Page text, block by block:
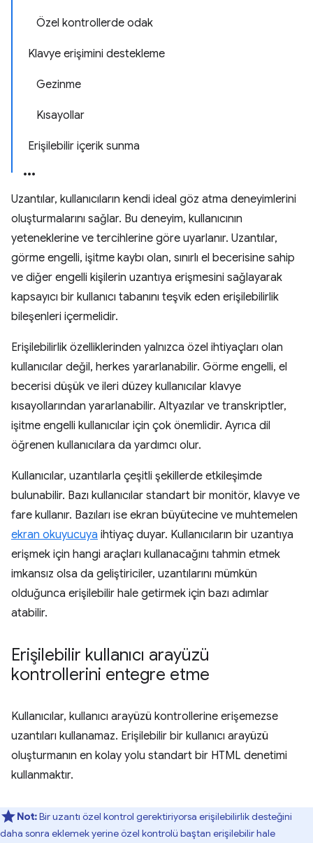
Özel kontrollerde odak
Klavye erişimini destekleme
Gezinme
Kısayollar
Erişilebilir içerik sunma
Uzantılar, kullanıcıların kendi ideal göz atma deneyimlerini
oluşturmalarını sağlar. Bu deneyim, kullanıcının
yeteneklerine ve tercihlerine göre uyarlanır. Uzantılar,
görme engelli, işitme kaybı olan, sınırlı el becerisine sahip
ve diğer engelli kişilerin uzantıya erişmesini sağlayarak
kapsayıcı bir kullanıcı tabanını teşvik eden erişilebilirlik
bileşenleri içermelidir.
Erişilebilirlik özelliklerinden yalnızca özel ihtiyaçları olan
kullanıcılar değil, herkes yararlanabilir. Görme engelli, el
becerisi düşük ve ileri düzey kullanıcılar klavye
kısayollarından yararlanabilir. Altyazılar ve transkriptler,
işitme engelli kullanıcılar için çok önemlidir. Ayrıca dil
öğrenen kullanıcılara da yardımcı olur.
Kullanıcılar, uzantılarla çeşitli şekillerde etkileşimde
bulunabilir. Bazı kullanıcılar standart bir monitör, klavye ve
fare kullanır. Bazıları ise ekran büyütecine ve muhtemelen
ekran okuyucuya ihtiyaç duyar. Kullanıcıların bir uzantıya
erişmek için hangi araçları kullanacağını tahmin etmek
imkansız olsa da geliştiriciler, uzantılarını mümkün
olduğunca erişilebilir hale getirmek için bazı adımlar
atabilir.
Erişilebilir kullanıcı arayüzü
kontrollerini entegre etme
Kullanıcılar, kullanıcı arayüzü kontrollerine erişemezse
uzantıları kullanamaz. Erişilebilir bir kullanıcı arayüzü
oluşturmanın en kolay yolu standart bir HTML denetimi
kullanmaktır.
Not:Bir uzantı özel kontrol gerektiriyorsa erişilebilirlik desteğini
daha sonra eklemek yerine özel kontrolü baştan erişilebilir hale